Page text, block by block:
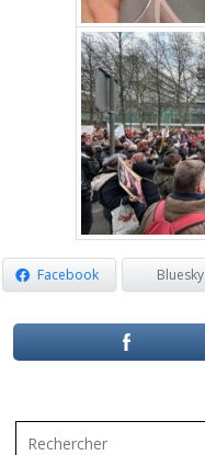
Facebook Bluesky